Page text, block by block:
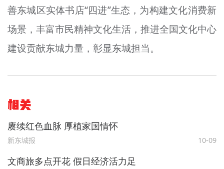
善东城区实体书店“四进”生态，为构建文化消费新
场景，丰富市民精神文化生活，推进全国文化中心
建设贡献东城力量，彰显东城担当。
相关
赓续红色血脉 厚植家国情怀
新东城报 10-09
文商旅多点开花 假日经济活力足